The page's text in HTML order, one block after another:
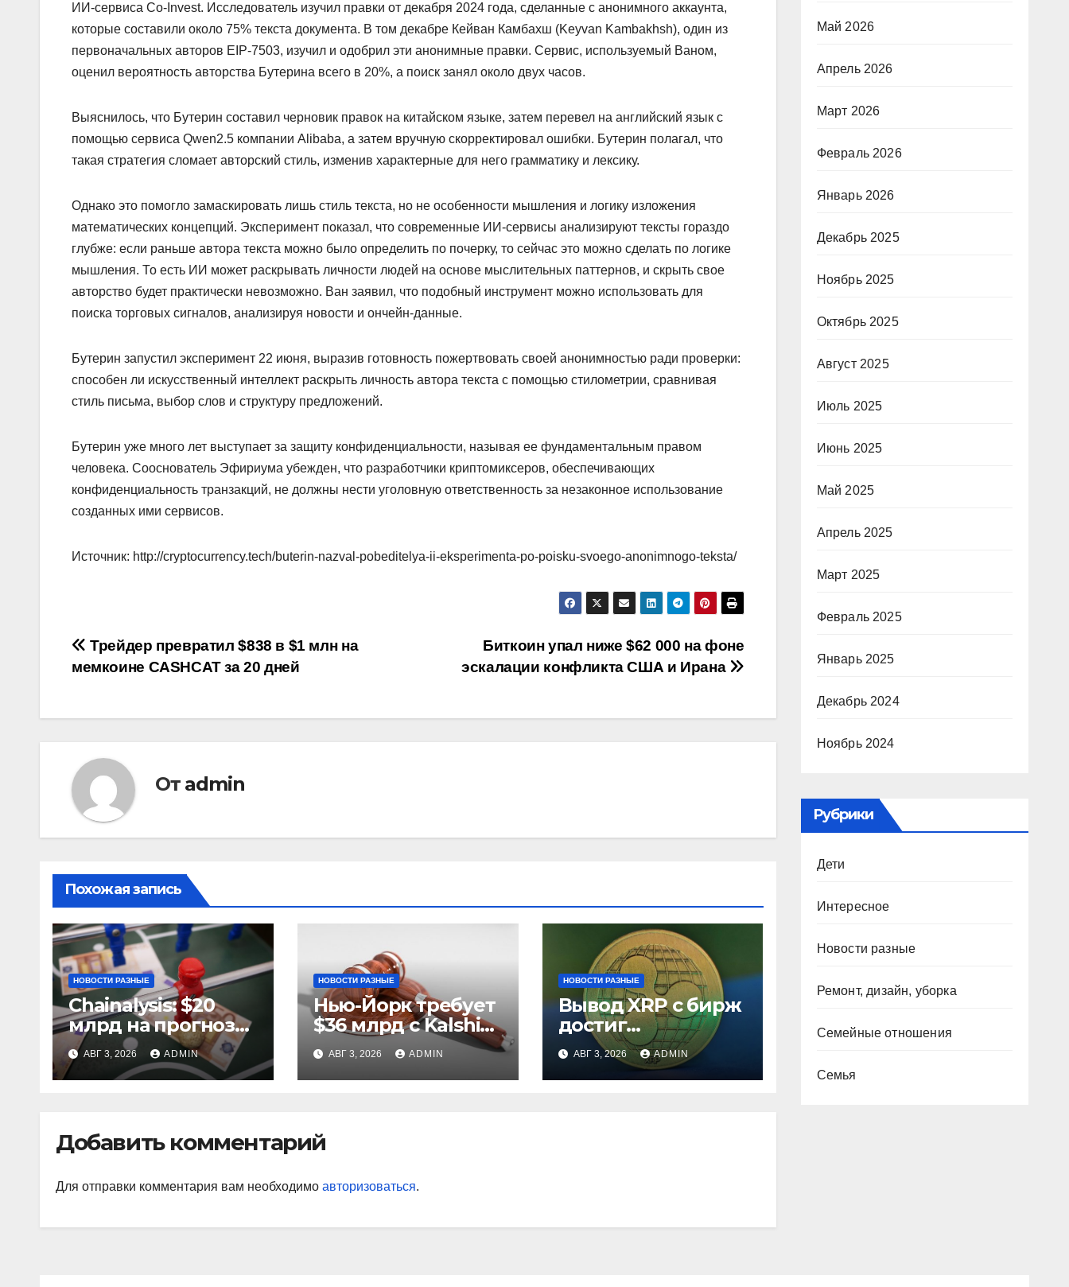
ИИ-сервиса Co-Invest. Исследователь изучил правки от декабря 2024 года, сделанные с анонимного аккаунта,
которые составили около 75% текста документа. В том декабре Кейван Камбахш (Keyvan Kambakhsh), один из
первоначальных авторов EIP-7503, изучил и одобрил эти анонимные правки. Сервис, используемый Ваном,
оценил вероятность авторства Бутерина всего в 20%, а поиск занял около двух часов.
Выяснилось, что Бутерин составил черновик правок на китайском языке, затем перевел на английский язык с
помощью сервиса Qwen2.5 компании Alibaba, а затем вручную скорректировал ошибки. Бутерин полагал, что
такая стратегия сломает авторский стиль, изменив характерные для него грамматику и лексику.
Однако это помогло замаскировать лишь стиль текста, но не особенности мышления и логику изложения
математических концепций. Эксперимент показал, что современные ИИ-сервисы анализируют тексты гораздо
глубже: если раньше автора текста можно было определить по почерку, то сейчас это можно сделать по логике
мышления. То есть ИИ может раскрывать личности людей на основе мыслительных паттернов, и скрыть свое
авторство будет практически невозможно. Ван заявил, что подобный инструмент можно использовать для
поиска торговых сигналов, анализируя новости и ончейн-данные.
Бутерин запустил эксперимент 22 июня, выразив готовность пожертвовать своей анонимностью ради проверки:
способен ли искусственный интеллект раскрыть личность автора текста с помощью стилометрии, сравнивая
стиль письма, выбор слов и структуру предложений.
Бутерин уже много лет выступает за защиту конфиденциальности, называя ее фундаментальным правом
человека. Сооснователь Эфириума убежден, что разработчики криптомиксеров, обеспечивающих
конфиденциальность транзакций, не должны нести уголовную ответственность за незаконное использование
созданных ими сервисов.
Источник: http://cryptocurrency.tech/buterin-nazval-pobeditelya-ii-eksperimenta-po-poisku-svoego-anonimnogo-teksta/
Навигация
записям
Биткоин упал ниже $62 000 на фоне
эскалации конфликта США и Ирана
Трейдер превратил $838 в $1 млн на
мемкоине CASHCAT за 20 дней
От admin
Похожая запись
НОВОСТИ РАЗНЫЕ
Chainalysis: $20
млрд на прогнозах
ЧМ-2022, $5,4 млн
из них незаконные
АВГ 3, 2026 ADMIN
НОВОСТИ РАЗНЫЕ
Нью-Йорк требует
$36 млрд с Kalshi
за незаконные
ставки
АВГ 3, 2026 ADMIN
НОВОСТИ РАЗНЫЕ
Вывод XRP с бирж
достиг
рекордного
максимума за 5
лет
АВГ 3, 2026 ADMIN
Добавить комментарий
Для отправки комментария вам необходимо авторизоваться.
Май 2026
Апрель 2026
Март 2026
Февраль 2026
Январь 2026
Декабрь 2025
Ноябрь 2025
Октябрь 2025
Август 2025
Июль 2025
Июнь 2025
Май 2025
Апрель 2025
Март 2025
Февраль 2025
Январь 2025
Декабрь 2024
Ноябрь 2024
Рубрики
Дети
Интересное
Новости разные
Ремонт, дизайн, уборка
Семейные отношения
Семья